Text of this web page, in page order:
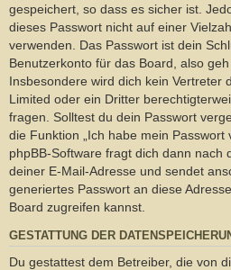
gespeichert, so dass es sicher ist.
dieses Passwort nicht auf einer
verwenden. Das Passwort ist dein
Benutzerkonto für das Board, also
Insbesondere wird dich kein Vertreter
Limited oder ein Dritter
fragen. Solltest du dein Passwort
die Funktion „Ich habe mein Passwort
phpBB-Software fragt dich dann nach
deiner E-Mail-Adresse und sendet
generiertes Passwort an diese
Board zugreifen kannst.
GESTATTUNG DER
Du gestattest dem Betreiber, die von